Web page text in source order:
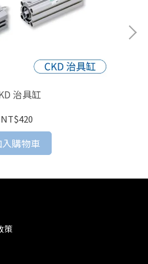
治具缸
NT$420
購物車
策